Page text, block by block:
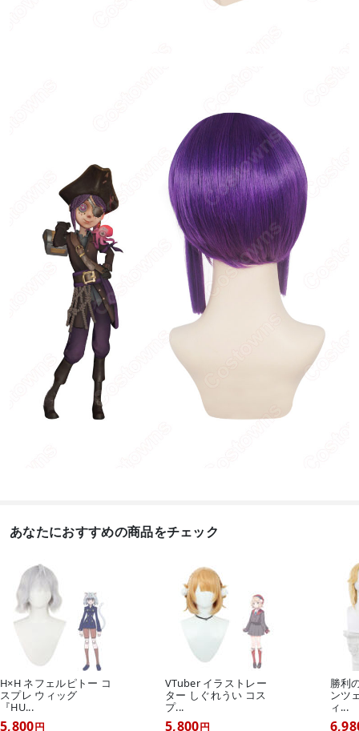
あなたにおすすめの商品をチェック
H×H ネフェルピトー コ
スプレ ウィッグ
『HU...
5,800円
VTuber イラストレー
ター しぐれうい コス
プ...
5,800円
勝利
ンツ
ィ...